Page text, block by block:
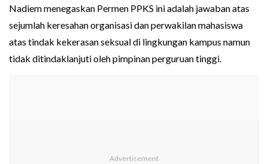
Nadiem menegaskan Permen PPKS ini adalah jawaban atas
sejumlah keresahan organisasi dan perwakilan mahasiswa
atas tindak kekerasan seksual di lingkungan kampus namun
tidak ditindaklanjuti oleh pimpinan perguruan tinggi.